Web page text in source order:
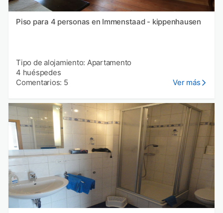
Piso para 4 personas en Immenstaad - kippenhausen
Tipo de alojamiento: Apartamento
4 huéspedes
Comentarios: 5
Ver más